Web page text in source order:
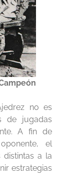
no es
de jugadas
A fin de
el
distintas a la
estrategias